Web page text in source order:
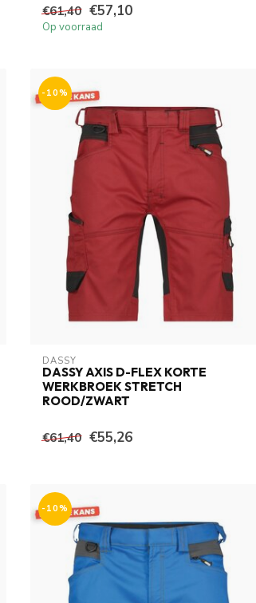
€61,40 €57,10
Op voorraad
-10%
DASSY
DASSY AXIS D-FLEX KORTE
WERKBROEK STRETCH
ROOD/ZWART
€61,40 €55,26
-10%